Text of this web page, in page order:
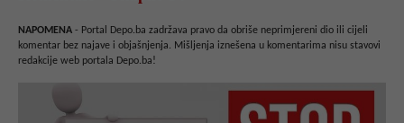
NAPOMENA - Portal Depo.ba zadržava pravo da obriše neprimjereni dio ili cijeli
komentar bez najave i objašnjenja. Mišljenja iznešena u komentarima nisu stavovi
redakcije web portala Depo.ba!